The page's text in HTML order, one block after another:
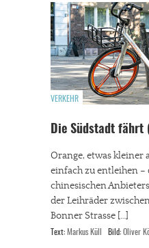
VERKEHR
Die Südstadt fährt
Orange, etwas kleiner
einfach zu entleihen –
chinesischen
der Leihräder
Bonner Strasse […]
Text: Markus Küll Bild: Oliver